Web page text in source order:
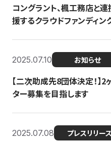
コングラント、楓工務店と
援するクラウドファンディ
2025.07.10 お知らせ
【二次助成先8団体決定！】
ター募集を目指します
2025.07.08 プレスリリース